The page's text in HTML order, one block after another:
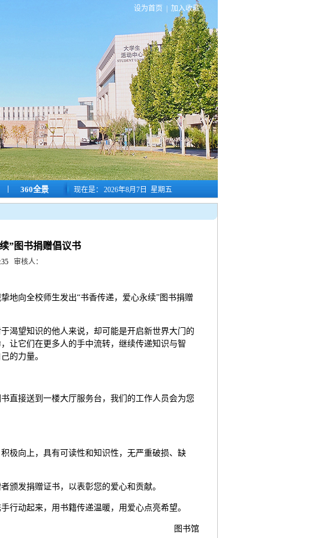
设为首页 加入收藏
| 360全景 现在是： 2026年8月7日 星期五
”图书捐赠倡议书
审核人：
地向全校师生发出“书香传递，爱心永续”图书捐赠
渴望知识的他人来说，却可能是开启新世界大门的
让它们在更多人的手中流转，继续传递知识与智
的力量。
直接送到一楼大厅服务台，我们的工作人员会为您
极向上，具有可读性和知识性，无严重破损、缺
颁发捐赠证书，以表彰您的爱心和贡献。
行动起来，用书籍传递温暖，用爱心点亮希望。
图书馆